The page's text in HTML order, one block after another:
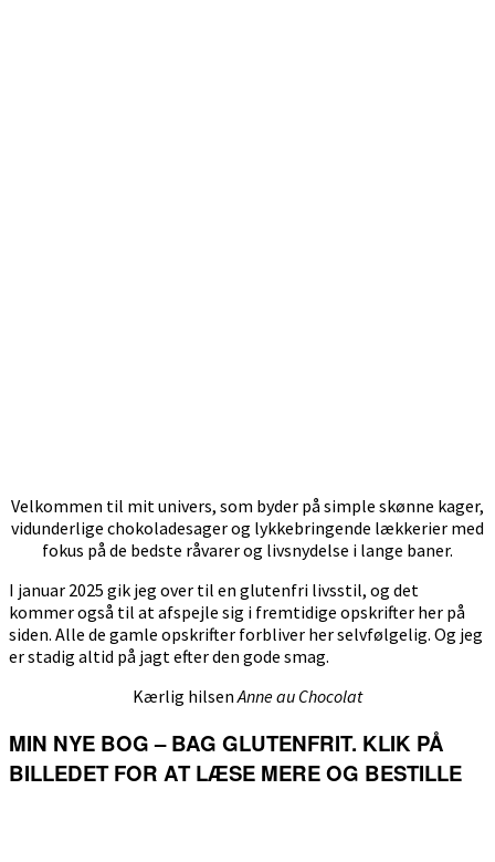
Velkommen til mit univers, som byder på simple skønne kager,
vidunderlige chokoladesager og lykkebringende lækkerier med
fokus på de bedste råvarer og livsnydelse i lange baner.
I januar 2025 gik jeg over til en glutenfri livsstil, og det
kommer også til at afspejle sig i fremtidige opskrifter her på
siden. Alle de gamle opskrifter forbliver her selvfølgelig. Og jeg
er stadig altid på jagt efter den gode smag.
Kærlig hilsenAnne au Chocolat
MIN NYE BOG – BAG GLUTENFRIT. KLIK PÅ
BILLEDET FOR AT LÆSE MERE OG BESTILLE